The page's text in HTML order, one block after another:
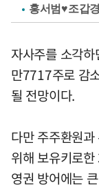
홍서범♥조갑
자사주를 소각
만7717주로 감
될 전망이다.
다만 주주환원
위해 보유키로
영권 방어에는